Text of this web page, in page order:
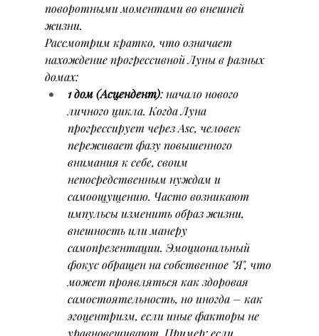
поворотными моментами во внешней
жизни.
Рассмотрим кратко, что означает
нахождение прогрессивной Луны в разных
домах:
1 дом (Асцендент): начало нового
личного цикла. Когда Луна
прогрессирует через Asc, человек
переживает фазу повышенного
внимания к себе, своим
непосредственным нуждам и
самоощущению. Часто возникают
импульсы изменить образ жизни,
внешность или манеру
самопрезентации. Эмоциональный
фокус обращен на собственное "Я", что
может проявляться как здоровая
самостоятельность, но иногда – как
эгоцентризм, если иные факторы не
уравновешивают. Пример: если